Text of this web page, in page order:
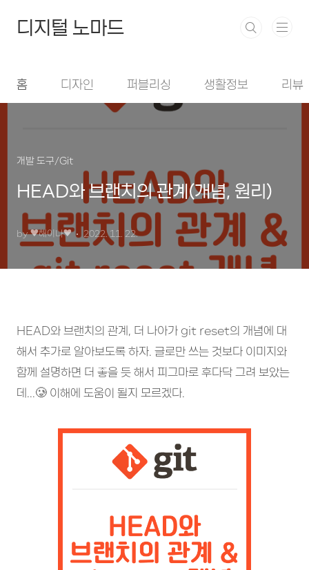
디지털 노마드
홈 디자인 퍼블리싱 생활정보 리뷰
개발 도구/Git
HEAD와 브랜치의 관계(개념, 원리)
by ♥︎해이나♥︎ 2022. 11. 22.
HEAD와 브랜치의 관계, 더 나아가 git reset의 개념에 대
해서 추가로 알아보도록 하자. 글로만 쓰는 것보다 이미지와
함께 설명하면 더 좋을 듯 해서 피그마로 후다닥 그려 보았는
데...🥲 이해에 도움이 될지 모르겠다.